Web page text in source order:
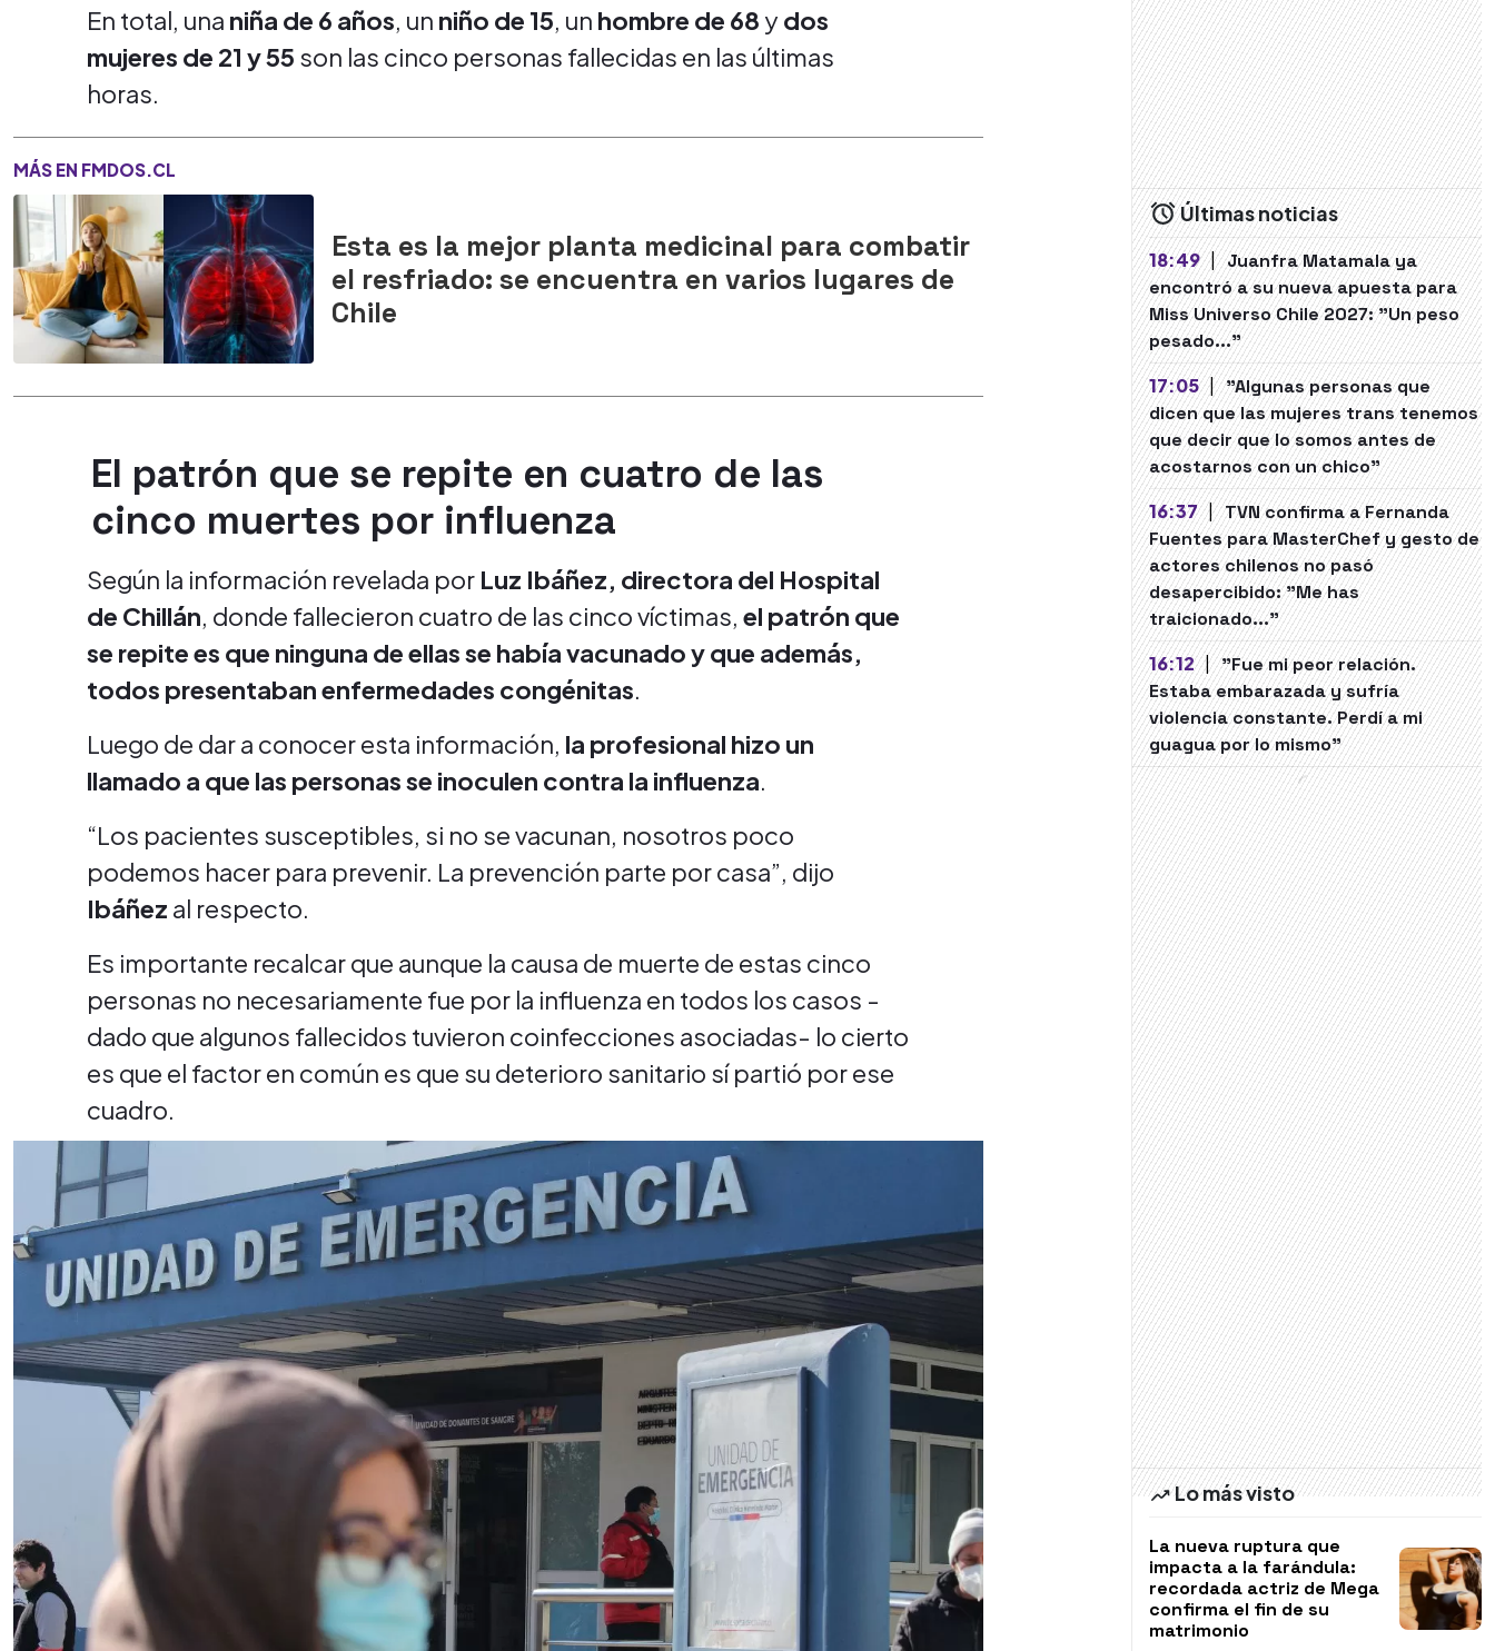
En total, una niña de 6 años, un niño de 15, un hombre de 68 y dos
mujeres de 21 y 55 son las cinco personas fallecidas en las últimas
horas.
MÁS EN FMDOS.CL
Esta es la mejor planta medicinal para combatir
el resfriado: se encuentra en varios lugares de
Chile
El patrón que se repite en cuatro de las
cinco muertes por influenza
Según la información revelada por Luz Ibáñez, directora del Hospital
de Chillán, donde fallecieron cuatro de las cinco víctimas, el patrón que
se repite es que ninguna de ellas se había vacunado y que además,
todos presentaban enfermedades congénitas.
Luego de dar a conocer esta información, la profesional hizo un
llamado a que las personas se inoculen contra la influenza.
“Los pacientes susceptibles, si no se vacunan, nosotros poco
podemos hacer para prevenir. La prevención parte por casa”, dijo
Ibáñez al respecto.
Es importante recalcar que aunque la causa de muerte de estas cinco
personas no necesariamente fue por la influenza en todos los casos -
dado que algunos fallecidos tuvieron coinfecciones asociadas- lo cierto
es que el factor en común es que su deterioro sanitario sí partió por ese
cuadro.
Últimas noticias
18:49 | Juanfra Matamala ya
encontró a su nueva apuesta para
Miss Universo Chile 2027: "Un peso
pesado..."
17:05 | "Algunas personas que
dicen que las mujeres trans tenemos
que decir que lo somos antes de
acostarnos con un chico"
16:37 | TVN confirma a Fernanda
Fuentes para MasterChef y gesto de
actores chilenos no pasó
desapercibido: "Me has
traicionado..."
16:12 | "Fue mi peor relación.
Estaba embarazada y sufría
violencia constante. Perdí a mi
guagua por lo mismo"
Lo más visto
La nueva ruptura que
impacta a la farándula:
recordada actriz de Mega
confirma el fin de su
matrimonio